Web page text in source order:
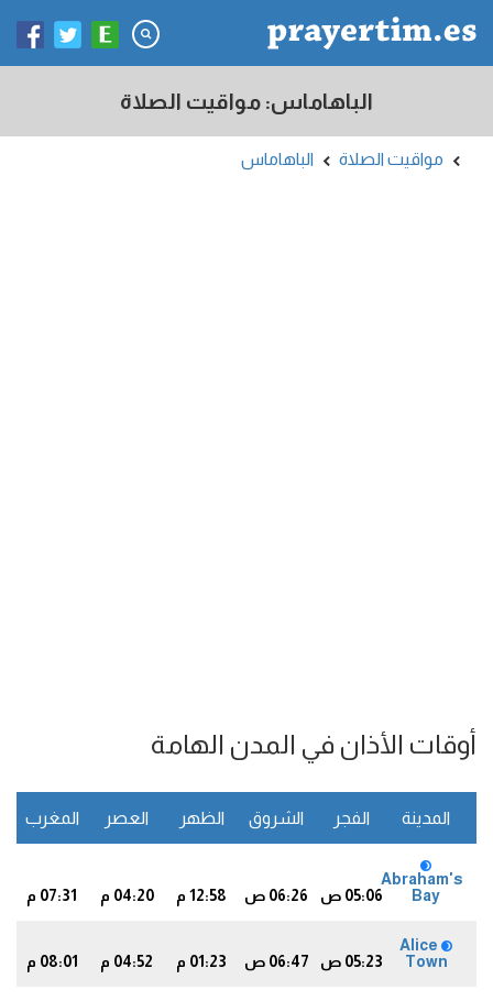
الباهاماس: مواقيت الصلاة
مواقيت الصلاة الباهاماس
أوقات الأذان في المدن الهامة
المدينة الفجر الشروق الظهر العصر المغرب
Abraham's
Bay
05:06 ص 06:26 ص 12:58 م 04:20 م 07:31 م
Alice
Town
05:23 ص 06:47 ص 01:23 م 04:52 م 08:01 م